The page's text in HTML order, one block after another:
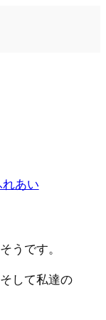
あい
うです。
して私達の